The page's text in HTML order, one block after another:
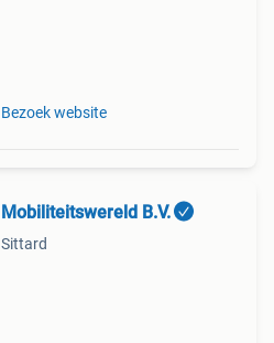
Bezoek website
Mobiliteitswereld B.V.
Sittard